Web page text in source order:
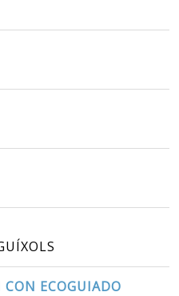
ECOGUIADO